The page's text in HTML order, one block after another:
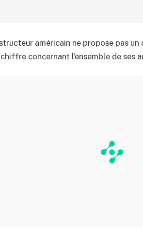
américain ne propose pas
concernant l’ensemble de ses